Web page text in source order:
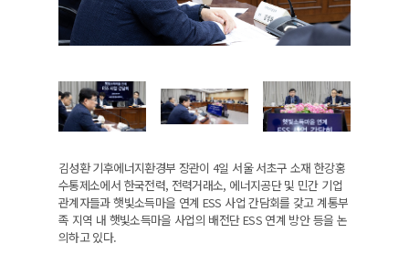
김성환 기후에너지환경부 장관이 4일 서울 서초구 소재 한강홍
수통제소에서 한국전력, 전력거래소, 에너지공단 및 민간 기업
관계자들과 햇빛소득마을 연계 ESS 사업 간담회를 갖고 계통부
족 지역 내 햇빛소득마을 사업의 배전단 ESS 연계 방안 등을 논
의하고 있다.